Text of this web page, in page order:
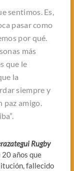
sentimos. Es,
pasar como
por qué.
más
que le
la
siempre y
paz amigo.
”.
Rugby
20 años que
fallecido